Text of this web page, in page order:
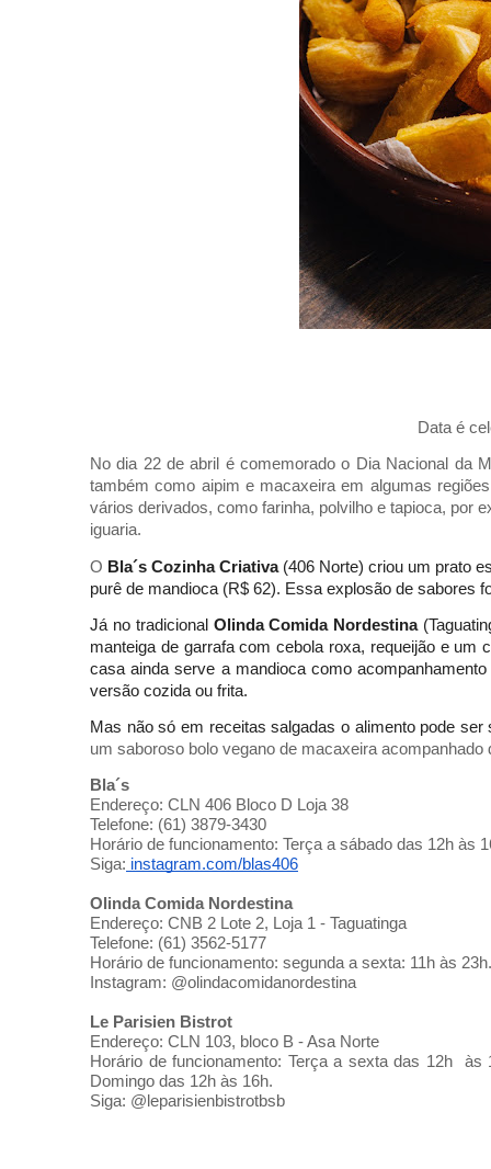
Data é
No dia 22 de abril é comemorado o Dia Nacional da
também como aipim e macaxeira em algumas
vários derivados, como farinha, polvilho e tapioca, por
iguaria.
O Bla´s Cozinha Criativa (406 Norte) criou um prato
purê de mandioca (R$ 62). Essa explosão de sabores
Já no tradicional Olinda Comida Nordestina
manteiga de garrafa com cebola roxa, requeijão e um
casa ainda serve a mandioca como
versão cozida ou frita.
Mas não só em receitas salgadas o alimento pode
um saboroso bolo vegano de macaxeira
Bla´s
Endereço: CLN 406 Bloco D Loja 38
Telefone: (61) 3879-3430
Horário de funcionamento: Terça a sábado das 12h às
Siga: instagram.com/blas406
Olinda Comida Nordestina
Endereço: CNB 2 Lote 2, Loja 1 - Taguatinga
Telefone: (61) 3562-5177
Horário de funcionamento: segunda a sexta: 11h às
Instagram: @olindacomidanordestina
Le Parisien Bistrot
Endereço: CLN 103, bloco B - Asa Norte
Horário de funcionamento: Terça a sexta das 12h
Domingo das 12h às 16h.
Siga: @leparisienbistrotbsb